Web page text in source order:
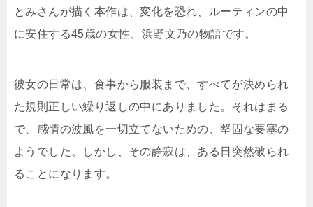
とみさんが描く本作は、変化を恐れ、ルーティンの中
に安住する45歳の女性、浜野文乃の物語です。
彼女の日常は、食事から服装まで、すべてが決められ
た規則正しい繰り返しの中にありました。それはまる
で、感情の波風を一切立てないための、堅固な要塞の
ようでした。しかし、その静寂は、ある日突然破られ
ることになります。